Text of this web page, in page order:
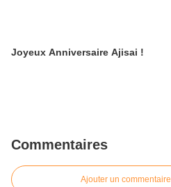
Joyeux Anniversaire Ajisai !
Commentaires
Ajouter un commentaire